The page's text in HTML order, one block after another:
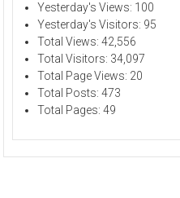
Yesterday's Views: 100
Yesterday's Visitors: 95
Total Views:42,556
Total Visitors: 34,097
Total Page Views: 20
Total Posts:473
Total Pages:49